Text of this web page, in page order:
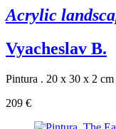
Acrylic
Vyacheslav B.
Pintura . 20 x 30 x 2 cm
209 €